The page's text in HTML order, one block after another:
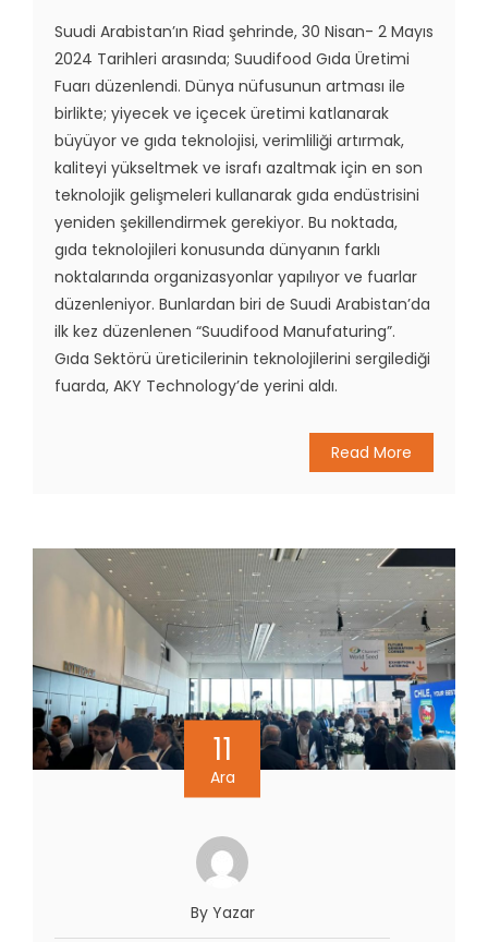
Suudi Arabistan’ın Riad şehrinde, 30 Nisan- 2 Mayıs
2024 Tarihleri arasında; Suudifood Gıda Üretimi
Fuarı düzenlendi. Dünya nüfusunun artması ile
birlikte; yiyecek ve içecek üretimi katlanarak
büyüyor ve gıda teknolojisi, verimliliği artırmak,
kaliteyi yükseltmek ve israfı azaltmak için en son
teknolojik gelişmeleri kullanarak gıda endüstrisini
yeniden şekillendirmek gerekiyor. Bu noktada,
gıda teknolojileri konusunda dünyanın farklı
noktalarında organizasyonlar yapılıyor ve fuarlar
düzenleniyor. Bunlardan biri de Suudi Arabistan’da
ilk kez düzenlenen “Suudifood Manufaturing”.
Gıda Sektörü üreticilerinin teknolojilerini sergilediği
fuarda, AKY Technology’de yerini aldı.
Read More
11
Ara
By Yazar